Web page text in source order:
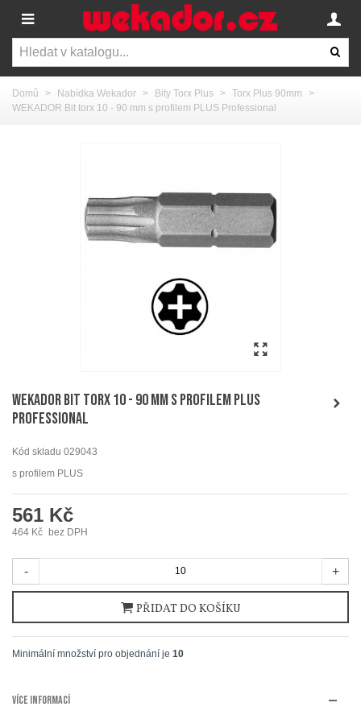
Domů > Nabídka Wekador > Bity Torx Plus > Torx Plus 90mm
>
WEKADOR Bit torx 10 - 90 mm s profilem PLUS Professional
WEKADOR Bit torx 10 - 90 mm s profilem PLUS
Professional
Kód skladu 029043
s profilem PLUS
561 Kč
464 Kč bez DPH
- +
PŘIDAT DO KOŠÍKU
Minimální množství pro objednání je 10
VÍCE INFORMACÍ